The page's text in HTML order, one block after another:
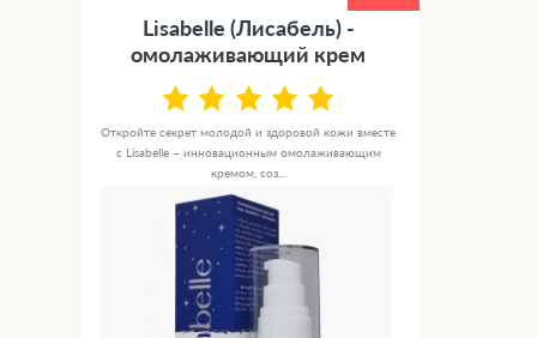
Lisabelle (Лисабель) -
омолаживающий крем
Откройте секрет молодой и здоровой кожи вместе
с Lisabelle – инновационным омолаживающим
кремом, соз...